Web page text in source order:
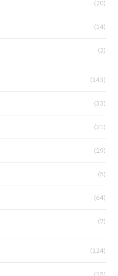
(20)
(14)
(2)
(143)
(33)
(21)
(19)
(5)
(64)
(7)
(124)
(15)